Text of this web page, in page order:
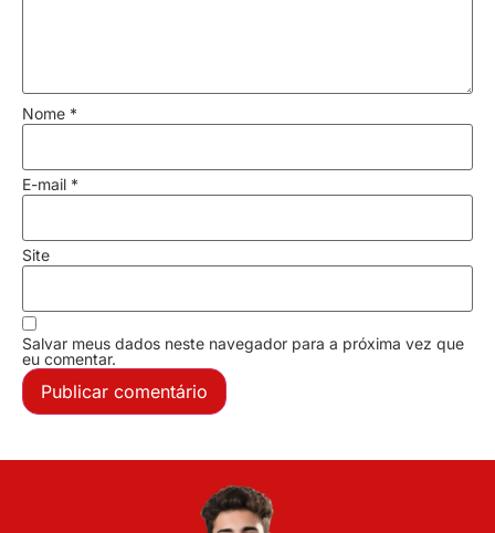
Nome *
E-mail *
Site
Salvar meus dados neste navegador para a próxima vez que
eu comentar.